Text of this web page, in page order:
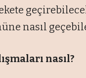
nasıl
nasıl?